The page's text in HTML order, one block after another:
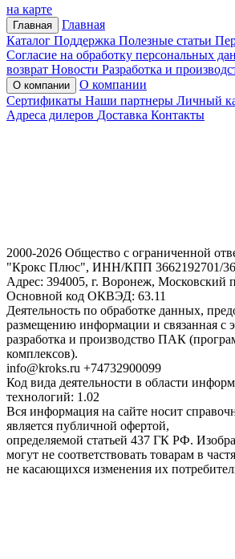
на карте
Главная
Главная
Каталог Поддержка Полезные статьи
Согласие на обработку персональных
возврат Новости Разработка и
О компании
О компании
Сертификаты Наши партнеры Личный
Адреса дилеров Доставка Контакты
2000-2026 Общество с ограниченной
"Крокс Плюс", ИНН/КПП 3662192701/
Адрес: 394005, г. Воронеж, Московский
Основной код ОКВЭД: 63.11
Деятельность по обработке данных,
размещению информации и связанная с
разработка и производство ПАК
комплексов).
info@kroks.ru +74732900099
Код вида деятельности в области
технологий: 1.02
Вся информация на сайте носит
является публичной офертой,
определяемой статьей 437 ГК РФ.
могут не соответствовать товарам в
не касающихся изменения их